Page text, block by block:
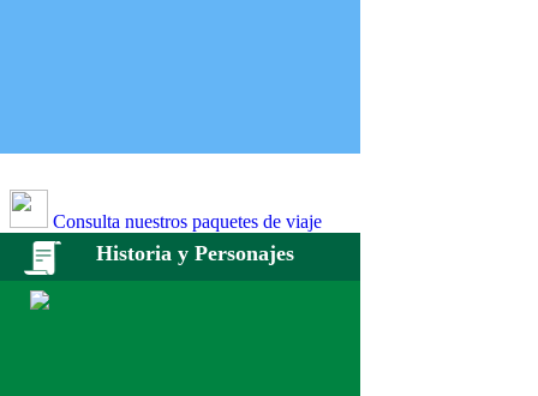
Consulta nuestros paquetes de viaje
Historia y Personajes